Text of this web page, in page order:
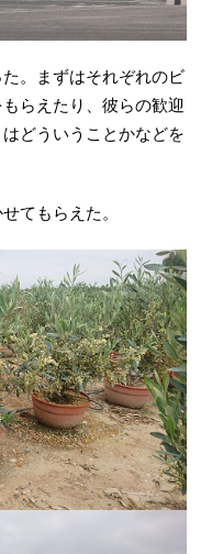
。まずはそれぞれのビ
らえたり、彼らの歓迎
どういうことかなどを
てもらえた。